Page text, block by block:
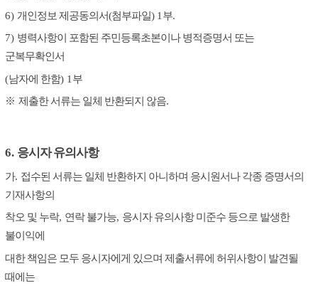
6) 개인정보 제공동의서(첨부파일)1 부.
7) 병력사항이 포함된 주민등록초본이나 병적증명서 또는
군복무확인서
(남자에 한함) 1 부
※ 제출한 서류는 일체 반환되지 않음.
6. 응시자 유의사항
가. 접수된 서류는 일체 반환하지 아니하며 응시원서나 각종 증명서의
기재사항의
착오 및 누락, 연락 불가능, 응시자 유의사항 미준수 등으로 발생한
불이익에
대한 책임은 모두 응시자에게 있으며 제출서류에 허위사항이 발견될
때에는